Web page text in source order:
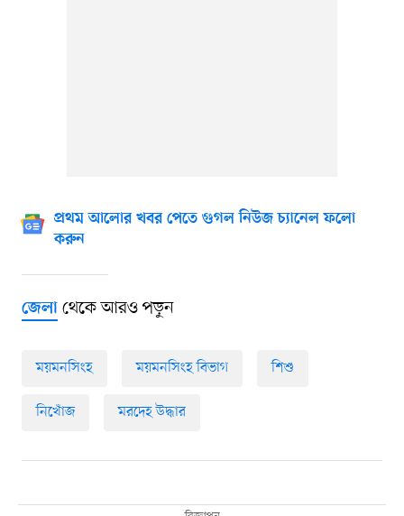
প্রথম আলোর খবর পেতে গুগল নিউজ চ্যানেল ফলো
করুন
জেলাথেকে আরও পড়ুন
ময়মনসিংহ ময়মনসিংহ বিভাগ শিশু
নিখোঁজ মরদেহ উদ্ধার